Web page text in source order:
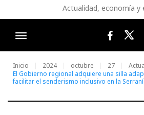
Actualidad, economía y
Facebook
Inicio 2024 octubre 27
El Gobierno regional adquiere una silla
facilitar el senderismo inclusivo en la